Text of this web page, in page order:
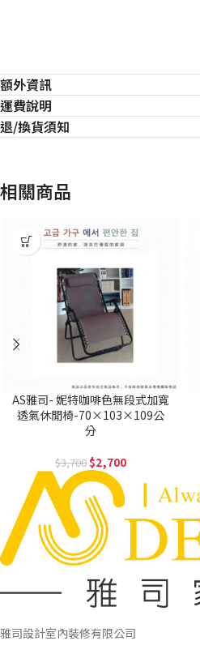
額外資訊
運費說明
退/換貨須知
相關商品
AS雅司- 妮特咖啡色無段式加寬
透氣休閒椅-70×103×109公
分
3,700 2,700
雅司設計室內裝修有限公司